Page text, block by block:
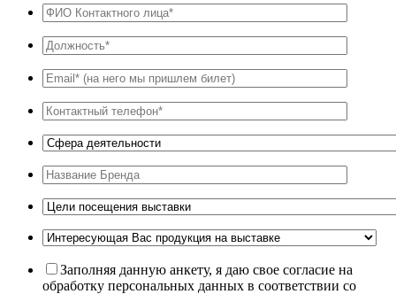
Заполняя данную анкету, я даю свое согласие на
обработку персональных данных в соответствии со